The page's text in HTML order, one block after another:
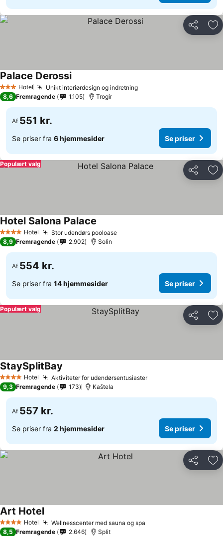
Del
3 StjernerHotel Unikt interiørdesign og indretning
Palace Derossi
8,6 Fremragende 1.105 Trogir
Af 551 kr.
Se priser fra 6 hjemmesider Se priser
Del
Populært valg
4 StjernerHotel Stor udendørs pooloase
Hotel Salona Palace
8,9 Fremragende 2.902 Solin
Af 554 kr.
Se priser fra 14 hjemmesider Se priser
Del
Populært valg
4 StjernerHotel Aktiviteter for udendørsentusiaster
StaySplitBay
9,3 Fremragende 173 Kaštela
Af 557 kr.
Se priser fra 2 hjemmesider Se priser
Del
4 StjernerHotel Wellnesscenter med sauna og spa
Art Hotel
8,5 Fremragende 2.646 Split